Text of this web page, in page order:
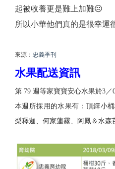
起被收養更是難上加難☹
所以小華他們真的是很幸運
來源： 忠義季刊
水果配送資訊
第 79 週等家寶寶安心水果於3／
本週所採用的水果有：頂鐸小
梨釋迦、何家蓮霧、阿鳳＆水森